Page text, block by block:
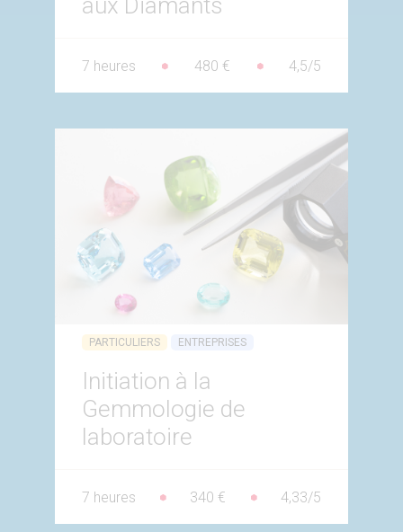
aux Diamants
7 heures 480 € 4,5/5
PARTICULIERS ENTREPRISES
Initiation à la
Gemmologie de
laboratoire
7 heures 340 € 4,33/5